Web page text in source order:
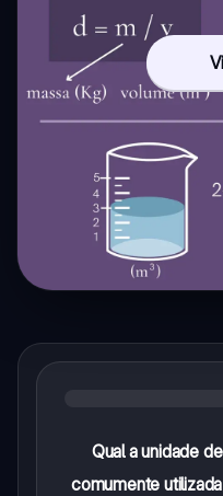
Qual a unidade
comumente